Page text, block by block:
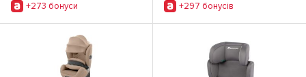
+273 бонуси +297 бонусiв